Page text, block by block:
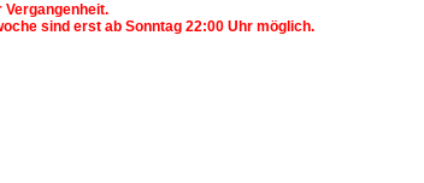
Vergangenheit.
sind erst ab Sonntag 22:00 Uhr möglich.